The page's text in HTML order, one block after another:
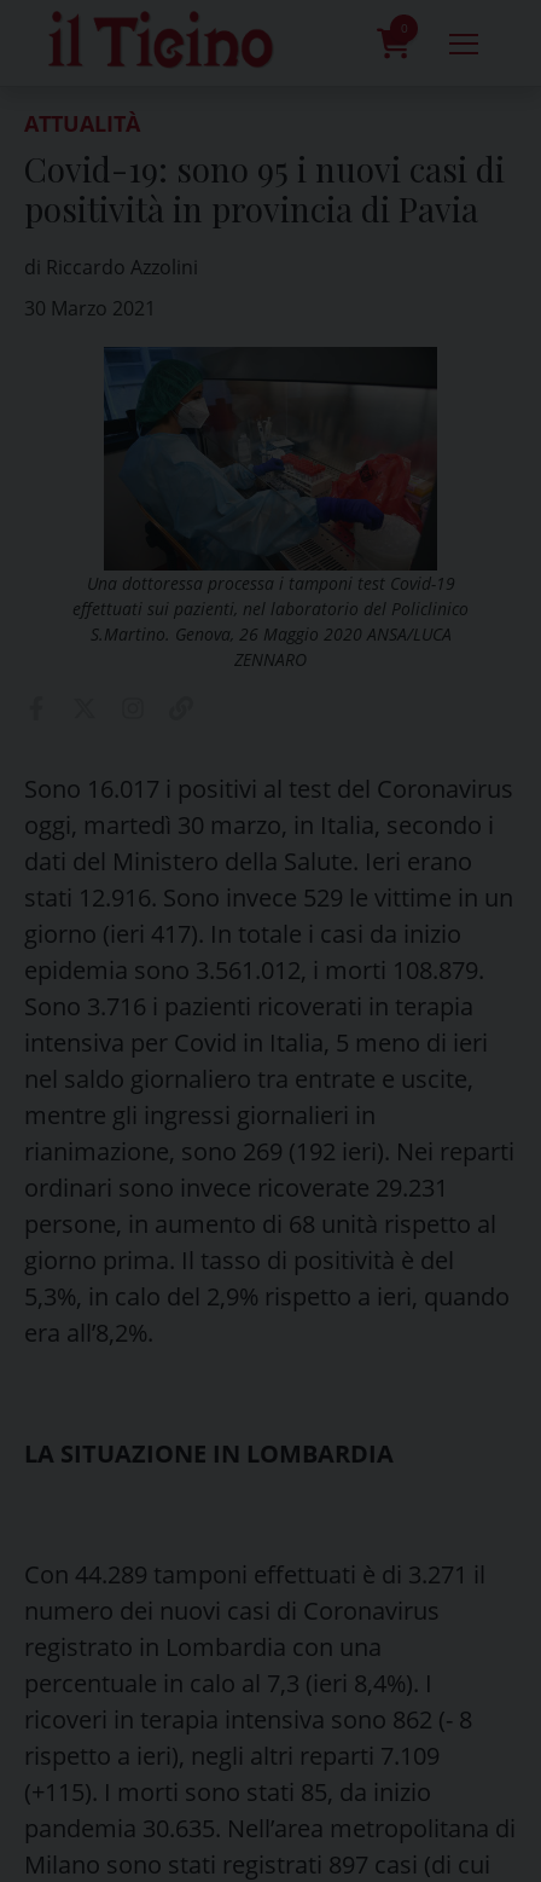
content
0
ATTUALITÀ
Covid-19: sono 95 i nuovi casi di
positività in provincia di Pavia
di Riccardo Azzolini
30 Marzo 2021
Una dottoressa processa i tamponi test Covid-19
effettuati sui pazienti, nel laboratorio del Policlinico
S.Martino. Genova, 26 Maggio 2020 ANSA/LUCA
ZENNARO
Sono 16.017 i positivi al test del Coronavirus
oggi, martedì 30 marzo, in Italia, secondo i
dati del Ministero della Salute. Ieri erano
stati 12.916. Sono invece 529 le vittime in un
giorno (ieri 417). In totale i casi da inizio
epidemia sono 3.561.012, i morti 108.879.
Sono 3.716 i pazienti ricoverati in terapia
intensiva per Covid in Italia, 5 meno di ieri
nel saldo giornaliero tra entrate e uscite,
mentre gli ingressi giornalieri in
rianimazione, sono 269 (192 ieri). Nei reparti
ordinari sono invece ricoverate 29.231
persone, in aumento di 68 unità rispetto al
giorno prima. Il tasso di positività è del
5,3%, in calo del 2,9% rispetto a ieri, quando
era all’8,2%.
LA SITUAZIONE IN LOMBARDIA
Con 44.289 tamponi effettuati è di 3.271 il
numero dei nuovi casi di Coronavirus
registrato in Lombardia con una
percentuale in calo al 7,3 (ieri 8,4%). I
ricoveri in terapia intensiva sono 862 (- 8
rispetto a ieri), negli altri reparti 7.109
(+115). I morti sono stati 85, da inizio
pandemia 30.635. Nell’area metropolitana di
Milano sono stati registrati 897 casi (di cui